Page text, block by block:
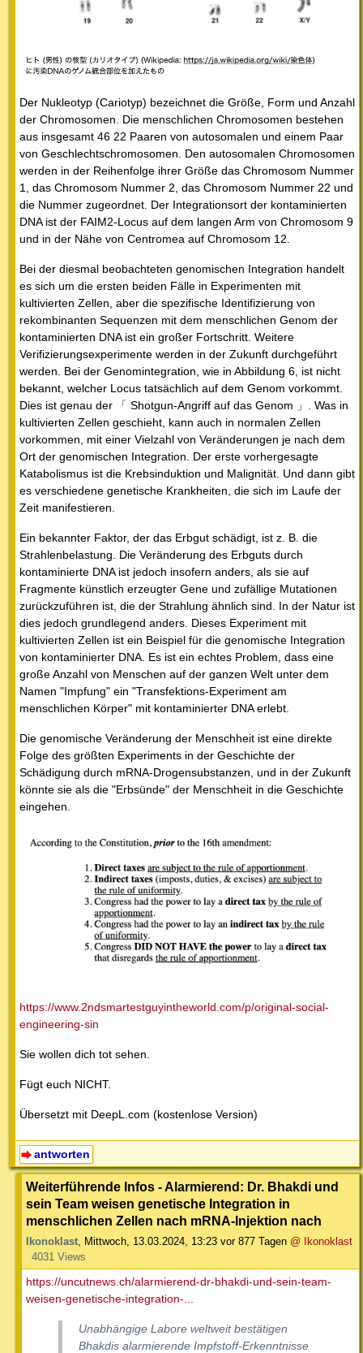
Der Nukleotyp (Cariotyp) bezeichnet die Größe, Form und Anzahl
der Chromosomen. Die menschlichen Chromosomen bestehen
aus insgesamt 46 22 Paaren von autosomalen und einem Paar
von Geschlechtschromosomen. Den autosomalen Chromosomen
werden in der Reihenfolge ihrer Größe das Chromosom Nummer
1, das Chromosom Nummer 2, das Chromosom Nummer 22 und
die Nummer zugeordnet. Der Integrationsort der kontaminierten
DNA ist der FAIM2-Locus auf dem langen Arm von Chromosom 9
und in der Nähe von Centromea auf Chromosom 12.
Bei der diesmal beobachteten genomischen Integration handelt
es sich um die ersten beiden Fälle in Experimenten mit
kultivierten Zellen, aber die spezifische Identifizierung von
rekombinanten Sequenzen mit dem menschlichen Genom der
kontaminierten DNA ist ein großer Fortschritt. Weitere
Verifizierungsexperimente werden in der Zukunft durchgeführt
werden. Bei der Genomintegration, wie in Abbildung 6, ist nicht
bekannt, welcher Locus tatsächlich auf dem Genom vorkommt.
Dies ist genau der 「 Shotgun-Angriff auf das Genom 」. Was in
kultivierten Zellen geschieht, kann auch in normalen Zellen
vorkommen, mit einer Vielzahl von Veränderungen je nach dem
Ort der genomischen Integration. Der erste vorhergesagte
Katabolismus ist die Krebsinduktion und Malignität. Und dann gibt
es verschiedene genetische Krankheiten, die sich im Laufe der
Zeit manifestieren.
Ein bekannter Faktor, der das Erbgut schädigt, ist z. B. die
Strahlenbelastung. Die Veränderung des Erbguts durch
kontaminierte DNA ist jedoch insofern anders, als sie auf
Fragmente künstlich erzeugter Gene und zufällige Mutationen
zurückzuführen ist, die der Strahlung ähnlich sind. In der Natur ist
dies jedoch grundlegend anders. Dieses Experiment mit
kultivierten Zellen ist ein Beispiel für die genomische Integration
von kontaminierter DNA. Es ist ein echtes Problem, dass eine
große Anzahl von Menschen auf der ganzen Welt unter dem
Namen "Impfung" ein "Transfektions-Experiment am
menschlichen Körper" mit kontaminierter DNA erlebt.
Die genomische Veränderung der Menschheit ist eine direkte
Folge des größten Experiments in der Geschichte der
Schädigung durch mRNA-Drogensubstanzen, und in der Zukunft
könnte sie als die "Erbsünde" der Menschheit in die Geschichte
eingehen.
https://www.2ndsmartestguyintheworld.com/p/original-social-
engineering-sin
Sie wollen dich tot sehen.
Fügt euch NICHT.
Übersetzt mit DeepL.com (kostenlose Version)
antworten
Weiterführende Infos - Alarmierend: Dr. Bhakdi und
sein Team weisen genetische Integration in
menschlichen Zellen nach mRNA-Injektion nach
Ikonoklast Mittwoch, 13.03.2024, 13:23 vor 877 Tagen @ Ikonoklast
4031 Views
https://uncutnews.ch/alarmierend-dr-bhakdi-und-sein-team-
weisen-genetische-integration-...
Unabhängige Labore weltweit bestätigen
Bhakdis alarmierende Impfstoff-Erkenntnisse